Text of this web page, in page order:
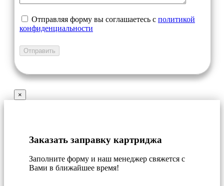
Отправляя форму вы соглашаетесь с политикой
конфиденциальности
×
Заказать заправку картриджа
Заполните форму и наш менеджер свяжется с
Вами в ближайшее время!